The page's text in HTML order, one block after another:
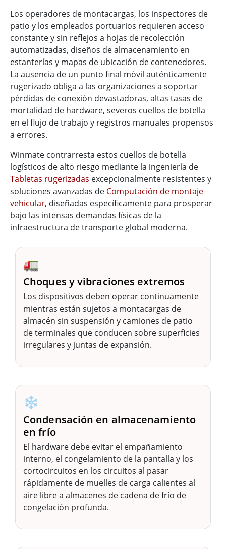
Los operadores de montacargas, los inspectores de
patio y los empleados portuarios requieren acceso
constante y sin reflejos a hojas de recolección
automatizadas, diseños de almacenamiento en
estanterías y mapas de ubicación de contenedores.
La ausencia de un punto final móvil auténticamente
rugerizado obliga a las organizaciones a soportar
pérdidas de conexión devastadoras, altas tasas de
mortalidad de hardware, severos cuellos de botella
en el flujo de trabajo y registros manuales propensos
a errores.
Winmate contrarresta estos cuellos de botella
logísticos de alto riesgo mediante la ingeniería de
Tabletas rugerizadas excepcionalmente resistentes y
soluciones avanzadas de Computación de montaje
vehicular, diseñadas específicamente para prosperar
bajo las intensas demandas físicas de la
infraestructura de transporte global moderna.
🚛
Choques y vibraciones extremos
Los dispositivos deben operar continuamente
mientras están sujetos a montacargas de
almacén sin suspensión y camiones de patio
de terminales que conducen sobre superficies
irregulares y juntas de expansión.
❄️
Condensación en almacenamiento
en frío
El hardware debe evitar el empañamiento
interno, el congelamiento de la pantalla y los
cortocircuitos en los circuitos al pasar
rápidamente de muelles de carga calientes al
aire libre a almacenes de cadena de frío de
congelación profunda.